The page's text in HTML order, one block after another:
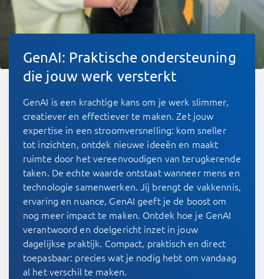
GenAI: Praktische ondersteuning
die jouw werk versterkt
GenAI is een krachtige kans om je werk slimmer,
creatiever en effectiever te maken. Zet jouw
expertise in een stroomversnelling: kom sneller
tot inzichten, ontdek nieuwe ideeën en maakt
ruimte door het vereenvoudigen van terugkerende
taken. De echte waarde ontstaat wanneer mens en
technologie samenwerken. Jij brengt de vakkennis,
ervaring en nuance, GenAI geeft je de boost om
nog meer impact te maken. Ontdek hoe je GenAI
verantwoord en doelgericht inzet in jouw
dagelijkse praktijk. Compact, praktisch en direct
toepasbaar: precies wat je nodig hebt om vandaag
al het verschil te maken.